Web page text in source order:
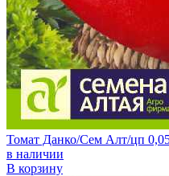
Томат Данко/Сем Алт/цп
в наличии
В корзину